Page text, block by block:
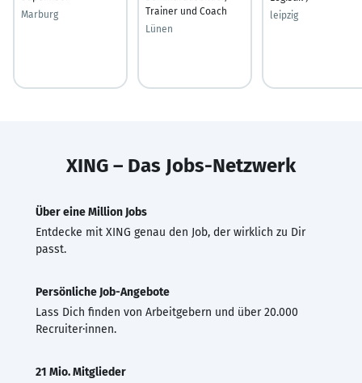
Marburg
Trainer und Coach
Lünen
leipzig
XING – Das Jobs-Netzwerk
Über eine Million Jobs
Entdecke mit XING genau den Job, der wirklich zu Dir
passt.
Persönliche Job-Angebote
Lass Dich finden von Arbeitgebern und über 20.000
Recruiter·innen.
21 Mio. Mitglieder